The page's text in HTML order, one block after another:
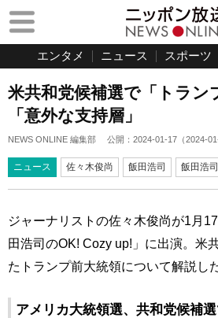
エンタメ ニュース スポーツ
米共和党候補選で「トラン
「意外な支持層」
NEWS ONLINE 編集部 公開： 2024-01-17 （2024-
ニュース 佐々木俊尚 飯田浩司 飯田浩
ジャーナリストの佐々木俊尚が1月
田浩司のOK! Cozy up!」に出演。米
たトランプ前大統領について解説した
アメリカ大統領選、共和党候補